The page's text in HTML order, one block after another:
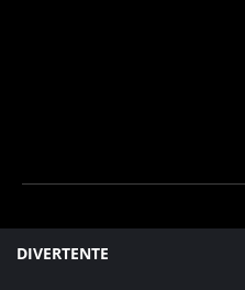
DIVERTENTE